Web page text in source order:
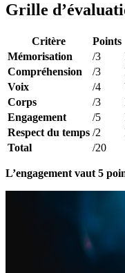
Grille
Critère Points
Mémorisation
/3
Compréhension
/3
Voix
/4
Corps
/3
Engagement
/5
Respect du temps /2
Total
/20
L’engagement vaut 5